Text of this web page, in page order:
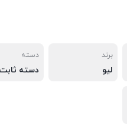
برند
لیو
دسته
دسته ثابت